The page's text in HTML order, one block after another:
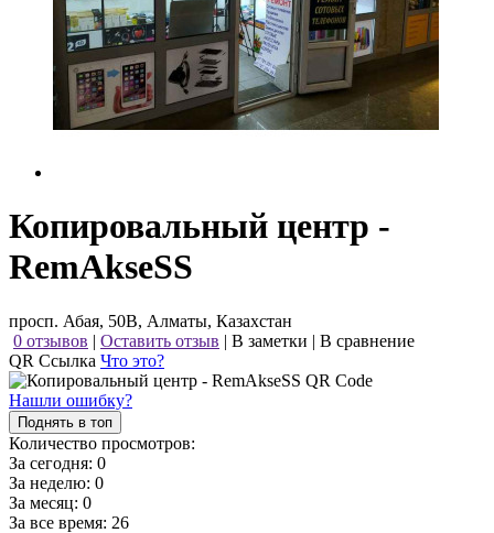
Копировальный центр -
RemAkseSS
просп. Абая, 50В, Алматы, Казахстан
0 отзывов | Оставить отзыв | В заметки | В сравнение
QR Ссылка Что это?
Нашли ошибку?
Поднять в топ
Количество просмотров:
За сегодня: 0
За неделю: 0
За месяц: 0
За все время: 26